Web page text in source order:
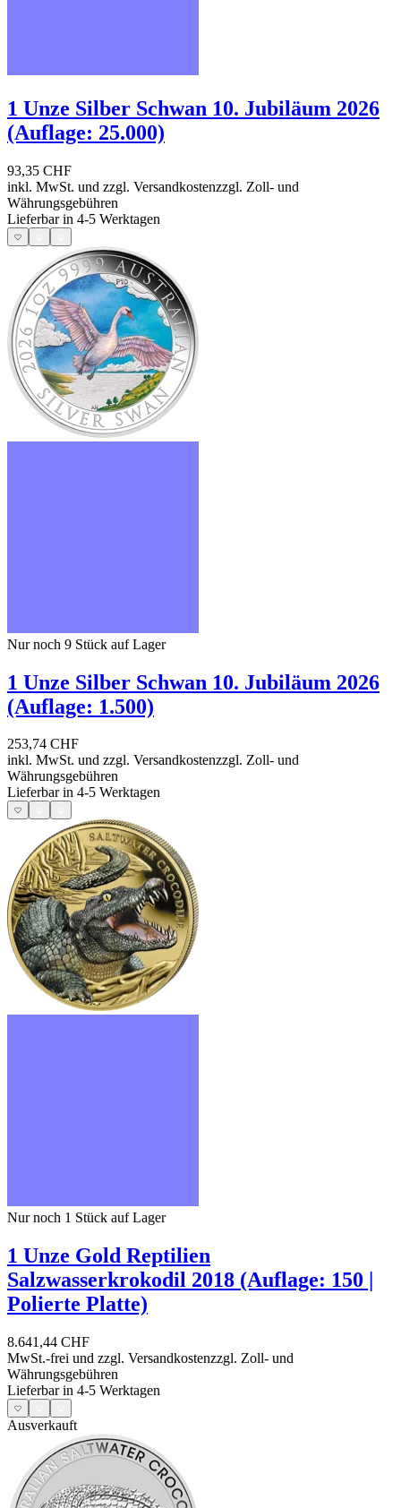
1 Unze Silber Schwan 10. Jubiläum 2026
(Auflage: 25.000)
93,35 CHF
inkl. MwSt. und zzgl. Versandkostenzzgl. Zoll- und
Währungsgebühren
Lieferbar in 4-5 Werktagen
Nur noch 9 Stück auf Lager
1 Unze Silber Schwan 10. Jubiläum 2026
(Auflage: 1.500)
253,74 CHF
inkl. MwSt. und zzgl. Versandkostenzzgl. Zoll- und
Währungsgebühren
Lieferbar in 4-5 Werktagen
Nur noch 1 Stück auf Lager
1 Unze Gold Reptilien
Salzwasserkrokodil 2018 (Auflage: 150 |
Polierte Platte)
8.641,44 CHF
MwSt.-frei und zzgl. Versandkostenzzgl. Zoll- und
Währungsgebühren
Lieferbar in 4-5 Werktagen
Ausverkauft